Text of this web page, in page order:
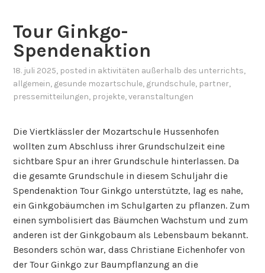
Tour Ginkgo-
Spendenaktion
18. juli 2025, posted in aktivitäten außerhalb des unterrichts,
allgemein, gesunde mozartschule, grundschule, partner,
pressemitteilungen, projekte,veranstaltungen
Die Viertklässler der Mozartschule Hussenhofen
wollten zum Abschluss ihrer Grundschulzeit eine
sichtbare Spur an ihrer Grundschule hinterlassen. Da
die gesamte Grundschule in diesem Schuljahr die
Spendenaktion Tour Ginkgo unterstützte, lag es nahe,
ein Ginkgobäumchen im Schulgarten zu pflanzen. Zum
einen symbolisiert das Bäumchen Wachstum und zum
anderen ist der Ginkgobaum als Lebensbaum bekannt.
Besonders schön war, dass Christiane Eichenhofer von
der Tour Ginkgo zur Baumpflanzung an die